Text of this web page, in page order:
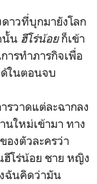
ดาวที่บุกมายังโลก
นั้น ฮีโร่น้อยก็เข้า
ารทำภารกิจเพื่อ
ด้ในตอนจบ
รวาดแต่ละฉากลง
นใหม่เข้ามา ทาง
องตัวละครว่า
ฮีโร่น้อย ชาย หญิง
ฉันคิดว่ามัน